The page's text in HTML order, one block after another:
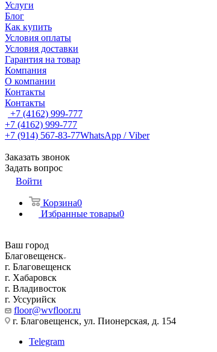
Услуги
Блог
Как купить
Условия оплаты
Условия доставки
Гарантия на товар
Компания
О компании
Контакты
Контакты
+7 (4162) 999-777
+7 (4162) 999-777
+7 (914) 567-83-77WhatsApp / Viber
Заказать звонок
Задать вопрос
Войти
Корзина0
Избранные товары0
Ваш город
Благовещенск
г. Благовещенск
г. Хабаровск
г. Владивосток
г. Уссурийск
floor@wvfloor.ru
г. Благовещенск, ул. Пионерская, д. 154
Telegram